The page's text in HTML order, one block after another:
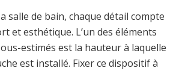
salle de bain, chaque détail compte
et esthétique. L’un des éléments
estimés est la hauteur à laquelle
est installé. Fixer ce dispositif à